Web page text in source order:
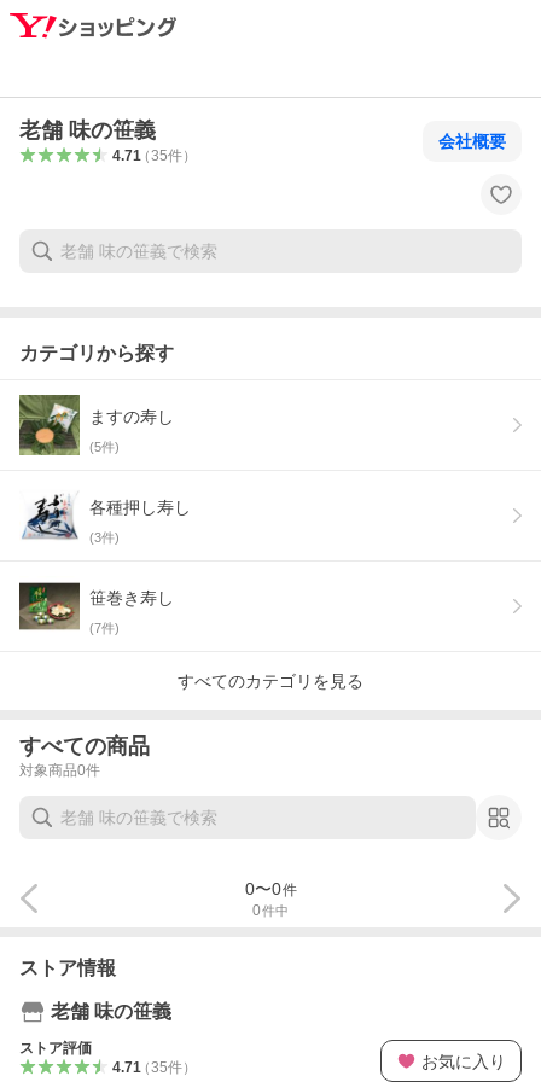
老舗 味の笹義
4.71（35件）
会社概要
カテゴリから探す
ますの寿し
(5件)
各種押し寿し
(3件)
笹巻き寿し
(7件)
すべてのカテゴリを見る
すべての商品
対象商品0件
0件中
0〜0件
ストア情報
老舗 味の笹義
ストア評価
4.71（35件） お気に入り